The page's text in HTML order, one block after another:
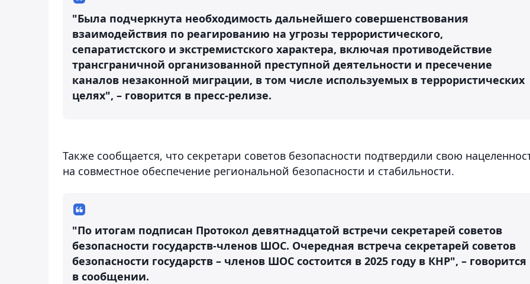
"Была подчеркнута необходимость дальнейшего совершенствования
взаимодействия по реагированию на угрозы террористического,
сепаратистского и экстремистского характера, включая противодействие
трансграничной организованной преступной деятельности и пресечение
каналов незаконной миграции, в том числе используемых в террористических
целях", – говорится в пресс-релизе.
Также сообщается, что секретари советов безопасности подтвердили свою
на совместное обеспечение региональной безопасности и стабильности.
"По итогам подписан Протокол девятнадцатой встречи секретарей советов
безопасности государств-членов ШОС. Очередная встреча секретарей советов
безопасности государств – членов ШОС состоится в 2025 году в КНР", – говорится
в сообщении.